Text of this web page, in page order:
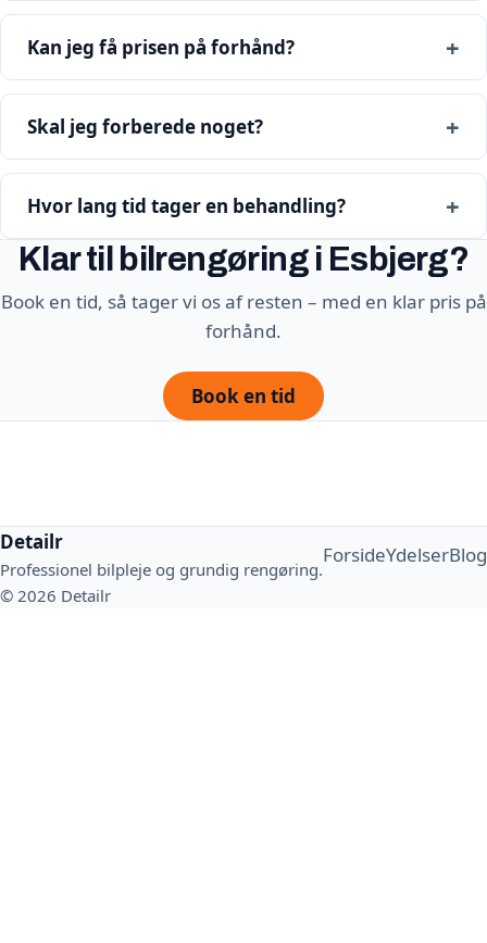
Kan jeg få prisen på forhånd?
Skal jeg forberede noget?
Hvor lang tid tager en behandling?
Klar til bilrengøring i Esbjerg?
Book en tid, så tager vi os af resten – med en klar pris på
forhånd.
Book en tid
Detailr
Professionel bilpleje og grundig rengøring.
ForsideYdelserBlog
© 2026 Detailr